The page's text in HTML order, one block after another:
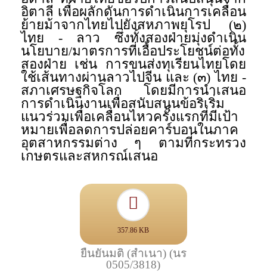
อิตาลี เพื่อผลักดันการดำเนินการเคลื่อน
ย้ายม้าจากไทยไปยังสหภาพยุโรป (๒)
ไทย - ลาว ซึ่งทั้งสองฝ่ายมุ่งดำเนิน
นโยบาย/มาตรการที่เอื้อประโยชน์ต่อทั้ง
สองฝ่าย เช่น การขนส่งทุเรียนไทยโดย
ใช้เส้นทางผ่านลาวไปจีน และ (๓) ไทย -
สภาเศรษฐกิจโลก โดยมีการนำเสนอ
การดำเนินงานเพื่อสนับสนุนข้อริเริ่ม
แนวร่วมเพื่อเคลื่อนไหวครั้งแรกที่มีเป้า
หมายเพื่อลดการปล่อยคาร์บอนในภาค
อุตสาหกรรมต่าง ๆ ตามที่กระทรวง
เกษตรและสหกรณ์เสนอ
357.86 KB
ยืนยันมติ (สำเนา) (นร
0505/3818)